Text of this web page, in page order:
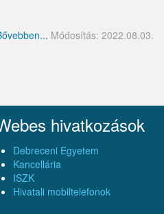
Módosítás: 2022.08.03.
hivatkozások
Debreceni Egyetem
Kancellária
ISZK
Hivatali mobiltelefonok